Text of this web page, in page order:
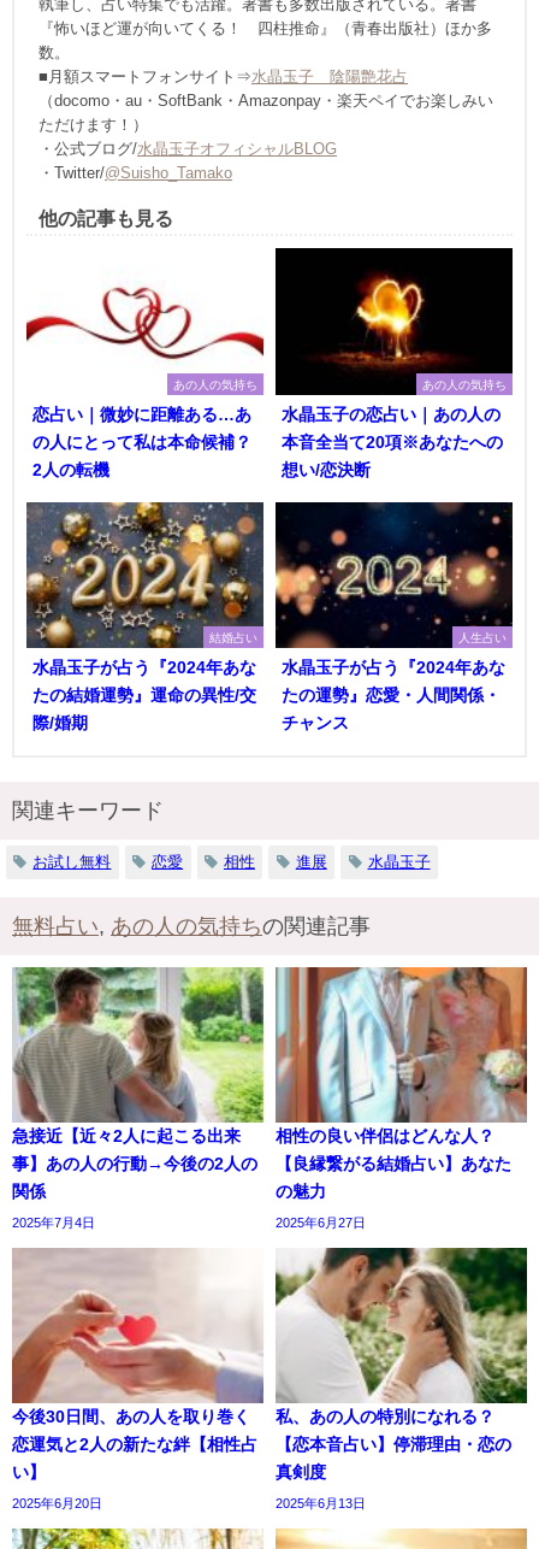
執筆し、占い特集でも活躍。著書も多数出版されている。著書
『怖いほど運が向いてくる！ 四柱推命』（青春出版社）ほか多
数。
■月額スマートフォンサイト⇒水晶玉子 陰陽艶花占
（docomo・au・SoftBank・Amazonpay・楽天ペイでお楽しみい
ただけます！）
・公式ブログ/水晶玉子オフィシャルBLOG
・Twitter/@Suisho_Tamako
他の記事も見る
あの人の気持ち
恋占い｜微妙に距離ある…あ
の人にとって私は本命候補？
2人の転機
あの人の気持ち
水晶玉子の恋占い｜あの人の
本音全当て20項※あなたへの
想い/恋決断
結婚占い
水晶玉子が占う『2024年あな
たの結婚運勢』運命の異性/交
際/婚期
人生占い
水晶玉子が占う『2024年あな
たの運勢』恋愛・人間関係・
チャンス
関連キーワード
お試し無料 恋愛 相性 進展 水晶玉子
無料占い, あの人の気持ちの関連記事
急接近【近々2人に起こる出来
事】あの人の行動→今後の2人の
関係
2025年7月4日
相性の良い伴侶はどんな人？
【良縁繋がる結婚占い】あなた
の魅力
2025年6月27日
今後30日間、あの人を取り巻く
恋運気と2人の新たな絆【相性占
い】
2025年6月20日
私、あの人の特別になれる？
【恋本音占い】停滞理由・恋の
真剣度
2025年6月13日